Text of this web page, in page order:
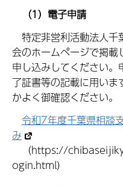
（1）電子申請
特定非営利活動法人千
会のホームページで掲載
申し込みしてください
了証書等の記載に用いま
かよく御確認ください。
令和7年度千葉県相談
み
（https://
ogin.html）